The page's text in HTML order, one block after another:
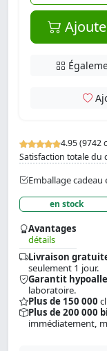
4.95 (9742
Satisfaction totale du
Emballage
en stock
Avantages
détails
Livraison
seulement 1 jour.
Garantit
laboratoire.
Plus de 150 000
Plus de 200 000
immédiatement,